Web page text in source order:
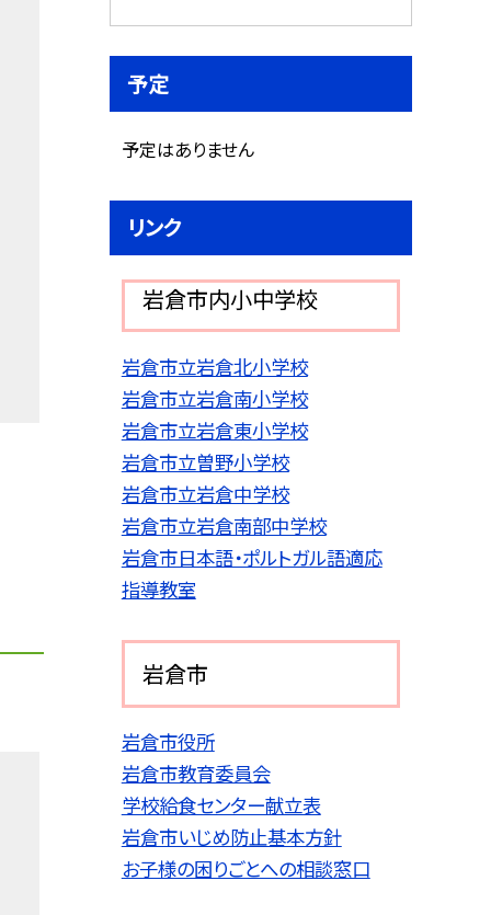
予定
予定はありません
リンク
岩倉市内小中学校
岩倉市立岩倉北小学校
岩倉市立岩倉南小学校
岩倉市立岩倉東小学校
岩倉市立曽野小学校
岩倉市立岩倉中学校
岩倉市立岩倉南部中学校
岩倉市日本語・ポルトガル語適応
指導教室
岩倉市
岩倉市役所
岩倉市教育委員会
学校給食センター献立表
岩倉市いじめ防止基本方針
お子様の困りごとへの相談窓口